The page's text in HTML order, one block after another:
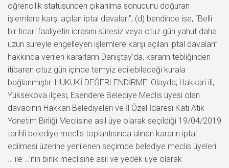
öğrencilik statüsünden çıkarılma sonucunu doğuran
işlemlere karşı açılan iptal davaları”; (d) bendinde ise, “Belli
bir ticari faaliyetin icrasını süresiz veya otuz gün yahut daha
uzun süreyle engelleyen işlemlere karşı açılan iptal davaları”
hakkında verilen kararların Danıştay’da, kararın tebliğinden
itibaren otuz gün içinde temyiz edilebileceği kurala
bağlanmıştır. HUKUKİ DEĞERLENDİRME: Olayda; Hakkari ili,
Yüksekova ilçesi, Esendere Belediye Meclis üyesi olan
davacının Hakkari Belediyeleri ve İl Özel İdaresi Katı Atık
Yönetim Birliği Meclisine asıl üye olarak seçildiği 19/04/2019
tarihli belediye meclis toplantısında alınan kararın iptal
edilmesi üzerine yenilenen seçimde belediye meclis üyeleri
… ile …’nın birlik meclisine asıl ve yedek üye olarak